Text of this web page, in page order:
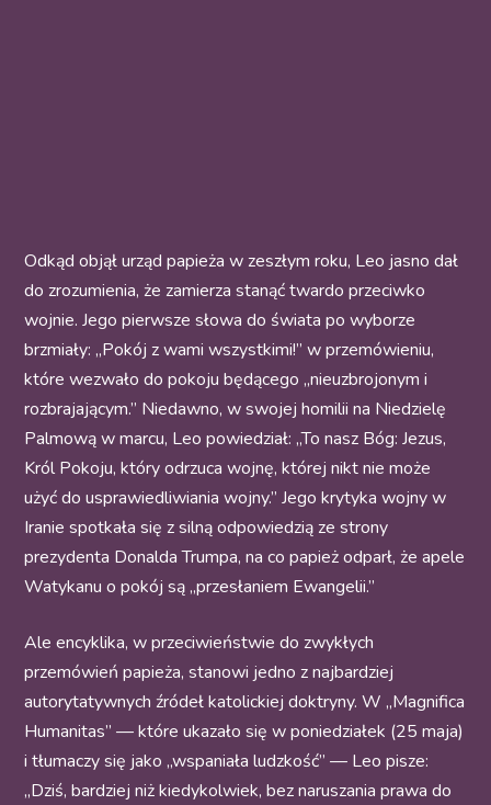
Odkąd objął urząd papieża w zeszłym roku, Leo jasno dał
do zrozumienia, że zamierza stanąć twardo przeciwko
wojnie. Jego pierwsze słowa do świata po wyborze
brzmiały: „Pokój z wami wszystkimi!” w przemówieniu,
które wezwało do pokoju będącego „nieuzbrojonym i
rozbrajającym.” Niedawno, w swojej homilii na Niedzielę
Palmową w marcu, Leo powiedział: „To nasz Bóg: Jezus,
Król Pokoju, który odrzuca wojnę, której nikt nie może
użyć do usprawiedliwiania wojny.” Jego krytyka wojny w
Iranie spotkała się z silną odpowiedzią ze strony
prezydenta Donalda Trumpa, na co papież odparł, że apele
Watykanu o pokój są „przesłaniem Ewangelii.”
Ale encyklika, w przeciwieństwie do zwykłych
przemówień papieża, stanowi jedno z najbardziej
autorytatywnych źródeł katolickiej doktryny. W „Magnifica
Humanitas” — które ukazało się w poniedziałek (25 maja)
i tłumaczy się jako „wspaniała ludzkość” — Leo pisze:
„Dziś, bardziej niż kiedykolwiek, bez naruszania prawa do